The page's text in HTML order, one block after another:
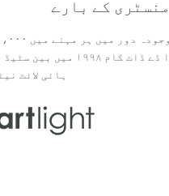
منسٹری کے بارے
ہائی لائٹ